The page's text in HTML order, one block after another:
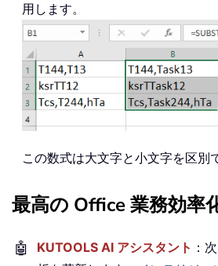
用します。
この数式は大文字と小文字を区別
最高の Office 業務効率
🤖 KUTOOLS AI アシスタント ：